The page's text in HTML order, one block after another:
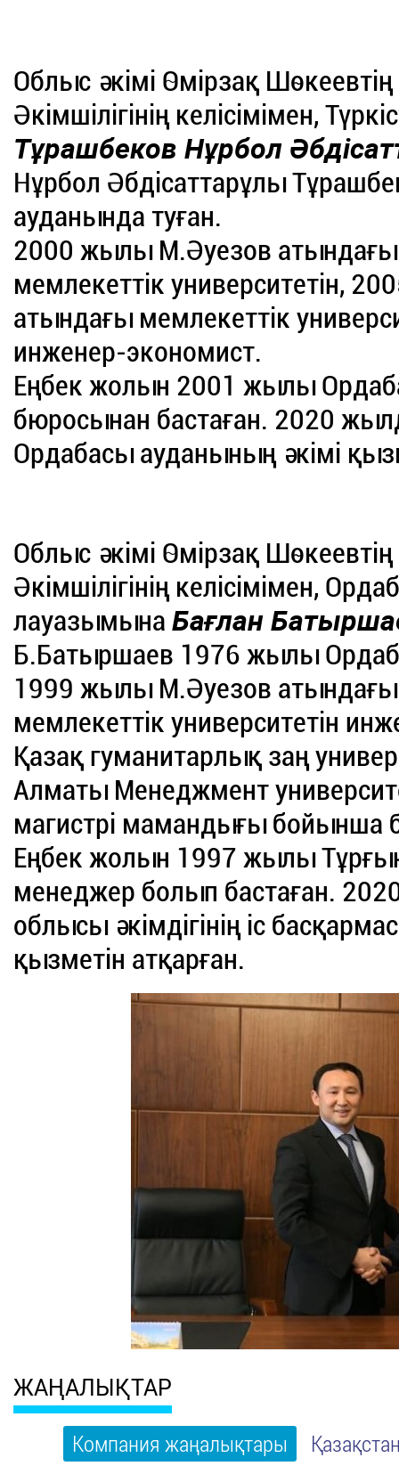
Облыс әкімі Өмірзақ
Әкімшілігінің келісімімен,
Тұрашбеков Нұрбол
Нұрбол Әбдісаттарұлы
ауданында туған.
2000 жылы М.Әуезов атындағы
мемлекеттік университетін,
атындағы мемлекеттік
инженер-экономист.
Еңбек жолын 2001 жылы
бюросынан бастаған. 2020
Ордабасы ауданының әкімі
Облыс әкімі Өмірзақ
Әкімшілігінің келісімімен,
лауазымынаБағлан
Б.Батыршаев 1976 жылы
1999 жылы М.Әуезов атындағы
мемлекеттік университетін
Қазақ гуманитарлық заң
Алматы Менеджмент
магистрі мамандығы бойынша
Еңбек жолын 1997 жылы
менеджер болып бастаған.
облысы әкімдігінің іс
қызметін атқарған.
ЖАҢАЛЫҚТАР
Компания жаңалықтары